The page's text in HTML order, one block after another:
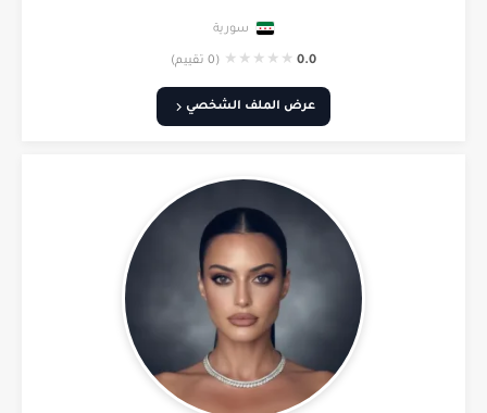
سورية
0.0
★
★
★
★
★ (0 تقييم)
عرض الملف الشخصي